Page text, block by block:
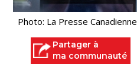
Photo: La Presse Canadienne
Partager à
ma communauté